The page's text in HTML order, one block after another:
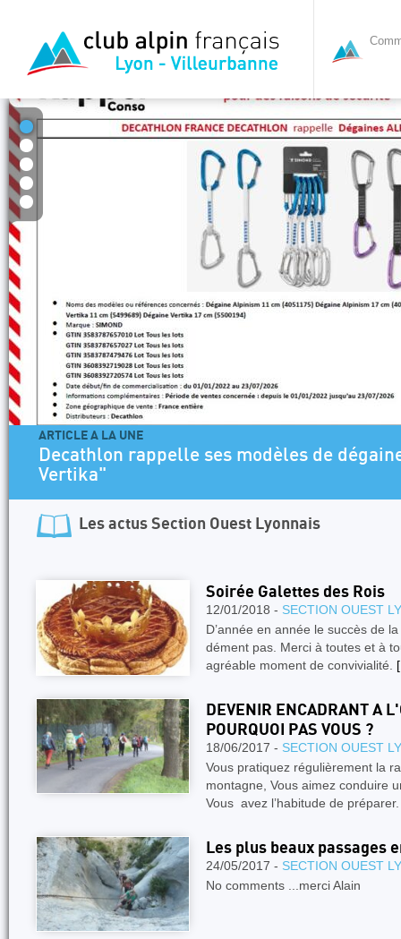
ARTICLE A LA UNE
Decathlon rappelle ses modèles de
Vertika"
Les actus Section Ouest Lyonnais
Soirée Galettes des Rois
12/01/2018 - SECTION OUEST
D’année en année le succès de
dément pas. Merci à toutes et à
agréable moment de convivialité.
DEVENIR ENCADRANT A
POURQUOI PAS VOUS ?
18/06/2017 - SECTION OUEST
Vous pratiquez régulièrement la
montagne, Vous aimez conduire
Vous avez l’habitude de
Les plus beaux passages
24/05/2017 - SECTION OUEST
No comments ...merci Alain